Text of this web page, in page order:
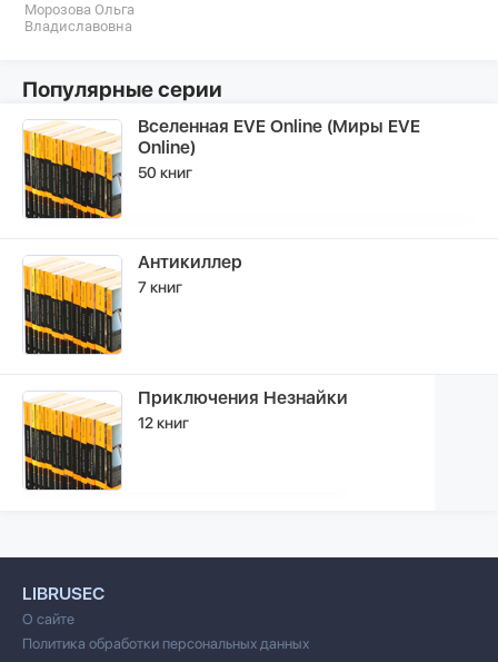
Морозова Ольга
Владиславовна
Популярные серии
Вселенная EVE Online (Миры EVE
Online)
50 книг
Антикиллер
7 книг
Приключения Незнайки
12 книг
LIBRUSEC
О сайте
Политика обработки персональных данных